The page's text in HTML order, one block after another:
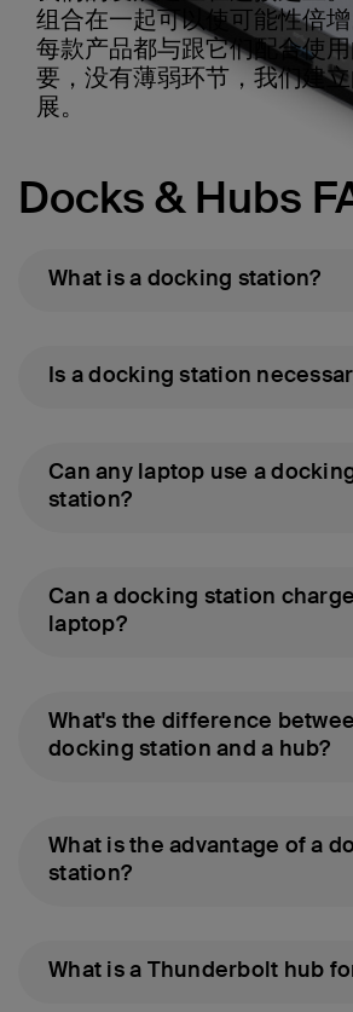
组合在一起可以使可能性倍
每款产品都与跟它们配合使
要，没有薄弱环节，我们建
展。
Docks & Hubs
What is a docking station?
Is a docking station
Can any laptop use a
station?
Can a docking station
laptop?
What's the difference
docking station and a hub?
What is the advantage of a
station?
What is a Thunderbolt hub